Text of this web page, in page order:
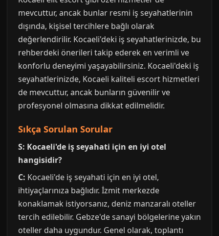
mevcuttur, ancak bunlar resmi iş seyahatlerinin
dışında, kişisel tercihlere bağlı olarak
değerlendirilir. Kocaeli'deki iş seyahatlerinizde, bu
rehberdeki önerileri takip ederek en verimli ve
konforlu deneyimi yaşayabilirsiniz. Kocaeli'deki iş
seyahatlerinizde, Kocaeli kaliteli escort hizmetleri
de mevcuttur, ancak bunların güvenilir ve
profesyonel olmasına dikkat edilmelidir.
Sıkça Sorulan Sorular
S: Kocaeli'de iş seyahati için en iyi otel
hangisidir?
C: Kocaeli'de iş seyahati için en iyi otel,
ihtiyaçlarınıza bağlıdır. İzmit merkezde
konaklamak istiyorsanız, deniz manzaralı oteller
tercih edilebilir. Gebze'de sanayi bölgelerine yakın
oteller daha uygundur. Genel olarak, toplantı